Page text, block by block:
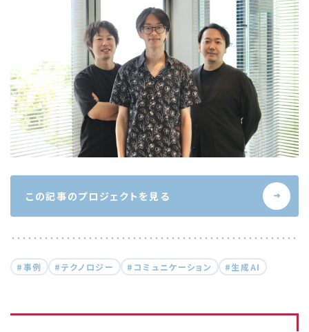
この記事のプロジェクトを見る
#事例 #テクノロジー #コミュニケーション #生成AI